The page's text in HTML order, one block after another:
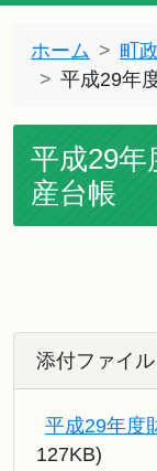
ホーム 町
平成29年
平成29年
産台帳
添付ファイル
平成29年度
127KB)